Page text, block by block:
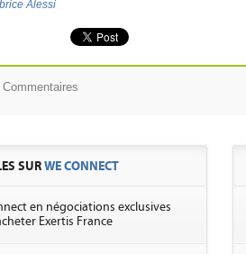
Alessi
Commentaires
SURWE CONNECT
en négociations exclusives
Exertis France